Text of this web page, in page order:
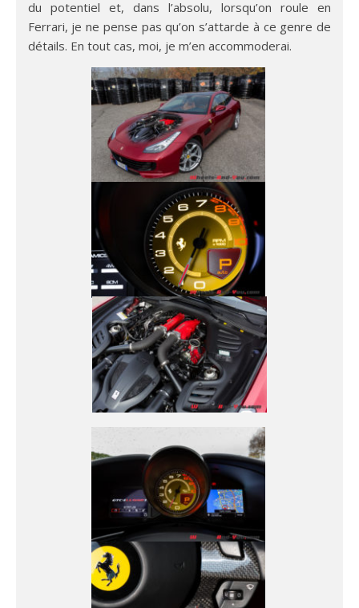
du potentiel et, dans l’absolu, lorsqu’on roule en
Ferrari, je ne pense pas qu’on s’attarde à ce genre de
détails. En tout cas, moi, je m’en accommoderai.